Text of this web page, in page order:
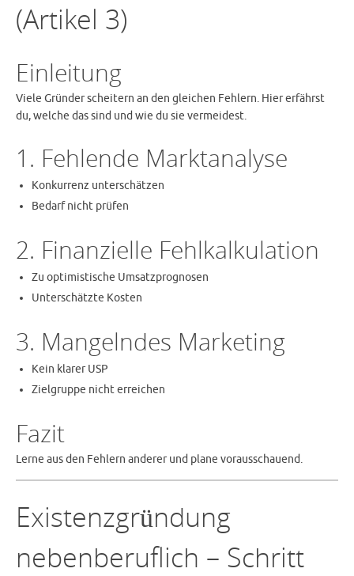
(Artikel 3)
Einleitung
Viele Gründer scheitern an den gleichen Fehlern. Hier erfährst
du, welche das sind und wie du sie vermeidest.
1. Fehlende Marktanalyse
Konkurrenz unterschätzen
Bedarf nicht prüfen
2. Finanzielle Fehlkalkulation
Zu optimistische Umsatzprognosen
Unterschätzte Kosten
3. Mangelndes Marketing
Kein klarer USP
Zielgruppe nicht erreichen
Fazit
Lerne aus den Fehlern anderer und plane vorausschauend.
Existenzgründung
nebenberuflich – Schritt